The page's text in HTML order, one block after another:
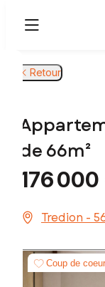
Retour
de 66m²
176 000
Tredion -
Coup de coeur